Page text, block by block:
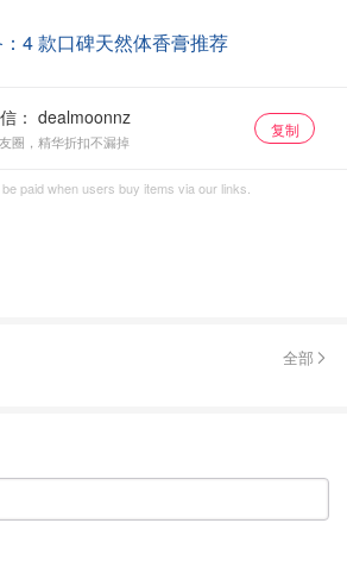
4 款口碑天然体香膏推荐
：
圈，精华折扣不漏掉
复制
paid when users buy items via our links.
全部